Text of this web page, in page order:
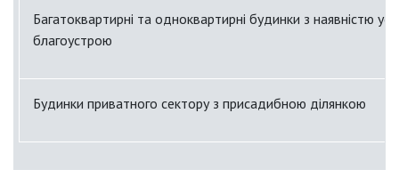
Багатоквартирні та одноквартирні будинки з наявністю
благоустрою
Будинки приватного сектору з присадибною ділянкою